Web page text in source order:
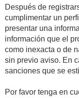
Después de
cumplimentar un
presentar una
información que el
como inexacta o de
sin previo aviso. En
sanciones que se
Por favor tenga en